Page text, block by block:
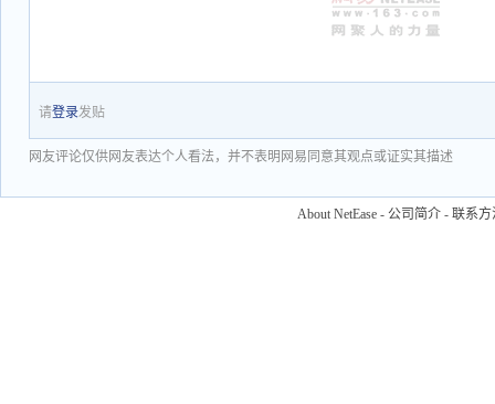
请登录发贴
网友评论仅供网友表达个人看法，并不表明网易同意其观点或证实其描述
About NetEase - 公司简介 - 联系方